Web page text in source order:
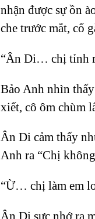
nhận được sự ồn
che trước mắt, cố
“Ân Di… chị tỉnh
Bảo Anh nhìn
xiết, cô ôm chùm
Ân Di cảm thấy
Anh ra “Chị
“Ừ… chị làm em
Ân Di sực nhớ ra